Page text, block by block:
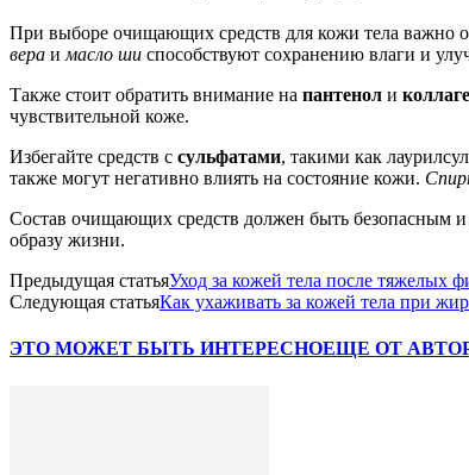
При выборе очищающих средств для кожи тела важно
вера и масло ши способствуют сохранению влаги и
Также стоит обратить внимание на пантенол и
чувствительной коже.
Избегайте средств с сульфатами, такими как
также могут негативно влиять на состояние кожи.
Состав очищающих средств должен быть безопасным
образу жизни.
Предыдущая статьяУход за кожей тела после тяжелых
Следующая статьяКак ухаживать за кожей тела при
ЭТО МОЖЕТ БЫТЬ ИНТЕРЕСНОЕЩЕ ОТ